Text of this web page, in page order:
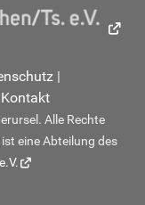
|
Kontakt
Alle Rechte
eine Abteilung des